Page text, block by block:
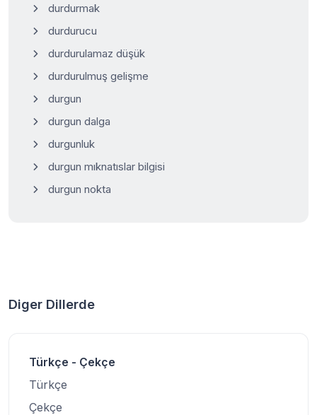
durdurmak
durdurucu
durdurulamaz düşük
durdurulmuş gelişme
durgun
durgun dalga
durgunluk
durgun mıknatıslar bilgisi
durgun nokta
Diger Dillerde
Türkçe - Çekçe
Türkçe
Çekçe